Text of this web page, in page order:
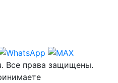
Все права защищены.